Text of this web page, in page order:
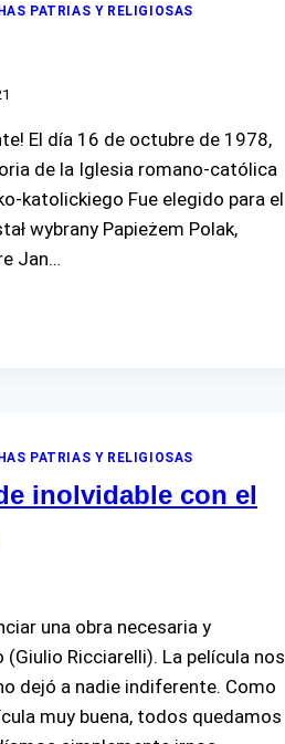
PATRIAS Y RELIGIOSAS
El día 16 de octubre de 1978,
de la Iglesia romano-católica
katolickiego Fue elegido para el
wybrany Papieżem Polak,
Jan…
PATRIAS Y RELIGIOSAS
inolvidable con el
una obra necesaria y
Ricciarelli). La película nos
dejó a nadie indiferente. Como
muy buena, todos quedamos